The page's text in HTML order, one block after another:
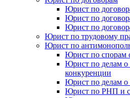
Юрист по
Юрист по
Юрист по
Юрист по трудовому
Юрист по
Юрист по
Юрист по делам о
конкуренции
Юрист по делам о
Юрист по РНП и